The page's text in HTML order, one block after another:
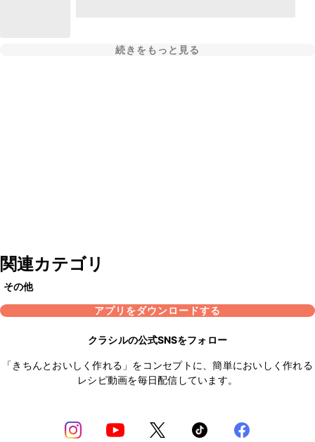
続きをもっと見る
関連カテゴリ
その他
アプリをダウンロードする
クラシルの公式SNSをフォロー
「きちんとおいしく作れる」をコンセプトに、簡単においしく作れる
レシピ動画を毎日配信しています。